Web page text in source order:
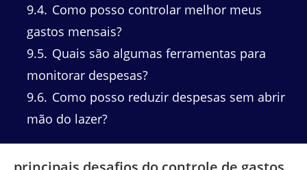
9.4 Como posso controlar melhor meus
gastos mensais?
9.5 Quais são algumas ferramentas para
monitorar despesas?
9.6 Como posso reduzir despesas sem abrir
mão do lazer?